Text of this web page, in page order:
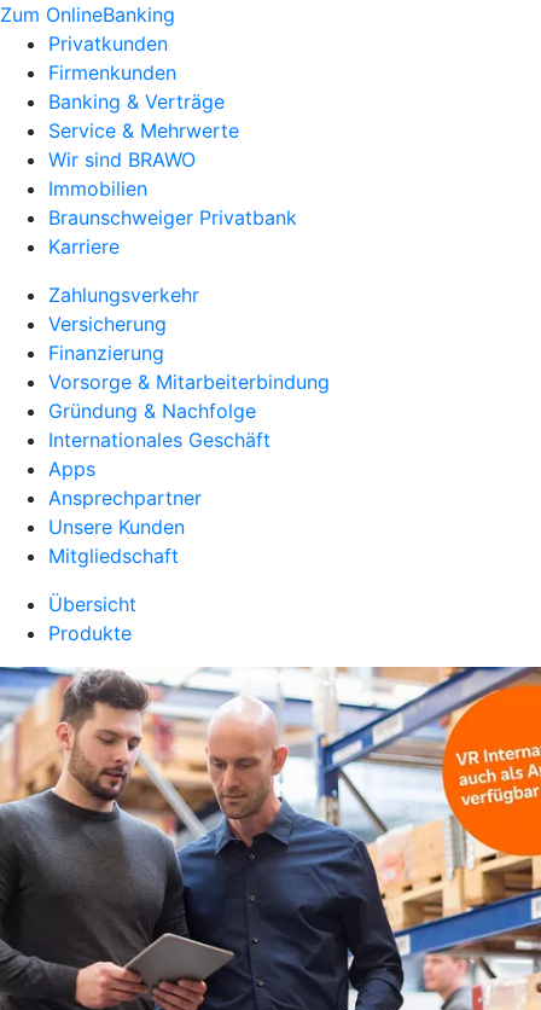
Zum OnlineBanking
Privatkunden
Firmenkunden
Banking & Verträge
Service & Mehrwerte
Wir sind BRAWO
Immobilien
Braunschweiger Privatbank
Karriere
Zahlungsverkehr
Versicherung
Finanzierung
Vorsorge & Mitarbeiterbindung
Gründung & Nachfolge
Internationales Geschäft
Apps
Ansprechpartner
Unsere Kunden
Mitgliedschaft
Übersicht
Produkte